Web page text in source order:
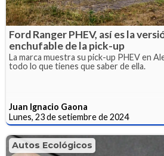
Ford Ranger PHEV, así es la
enchufable de la pick-up
La marca muestra su pick-up PHEV en
todo lo que tienes que saber de ella.
Juan Ignacio Gaona
Lunes, 23 de setiembre de 2024
Autos Ecológicos